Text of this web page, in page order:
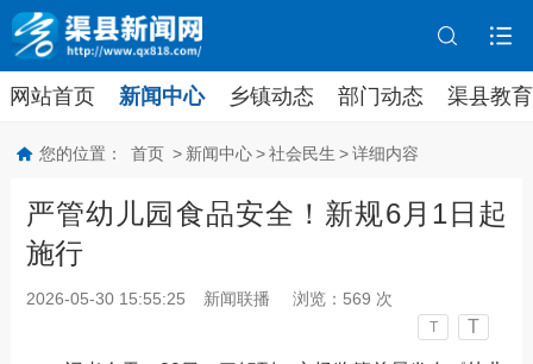
网站首页 新闻中心 乡镇动态 部门动态 渠县教育
您的位置： 首页 > 新闻中心 > 社会民生 > 详细内容
严管幼儿园食品安全！新规6月1日起
施行
2026-05-30 15:55:25 新闻联播 浏览： 569 次
T T